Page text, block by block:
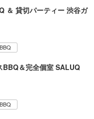
＆ 貸切パーティー 渋谷ガ
BBQ
BBQ＆完全個室 SALUQ
BBQ